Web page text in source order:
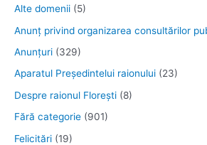
Alte domenii (5)
Anunţ privind organizarea consultărilor
Anunţuri (329)
Aparatul Preşedintelui raionului (23)
Despre raionul Floreşti (8)
Fără categorie (901)
Felicitări (19)